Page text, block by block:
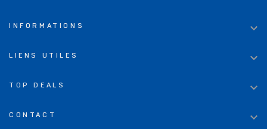
INFORMATIONS 
LIENS UTILES 
TOP DEALS 
CONTACT 